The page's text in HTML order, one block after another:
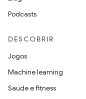
Podcasts
DESCOBRIR
Jogos
Machine learning
Saúde e fitness